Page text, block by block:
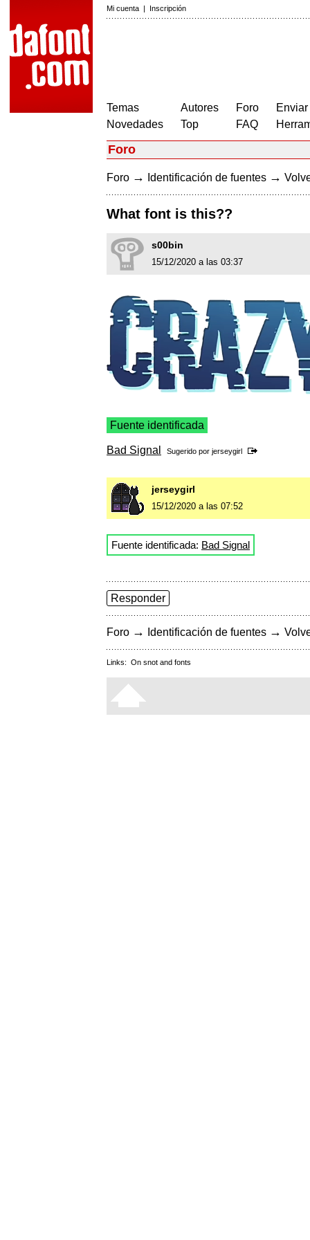
Mi cuenta | Inscripción
Temas
Novedades
Autores
Top
Foro
FAQ
Foro
Foro → Identificación de fuentes →
What font is this??
s00bin
15/12/2020 a las 03:37
Fuente identificada
Bad Signal Sugerido por jerseygirl
jerseygirl
15/12/2020 a las 07:52
Fuente identificada: Bad Signal
Responder
Foro → Identificación de fuentes →
Links: On snot and fonts